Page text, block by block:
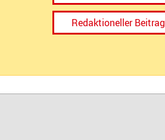
Redaktioneller Beitrag